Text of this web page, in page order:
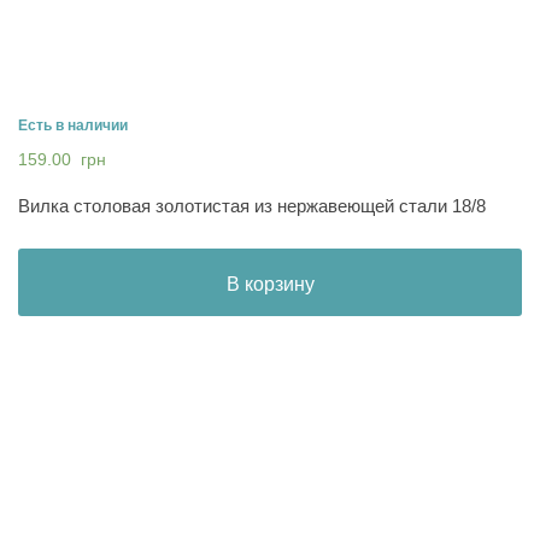
Есть в наличии
159.00 грн
Вилка столовая золотистая из нержавеющей стали 18/8
В корзину